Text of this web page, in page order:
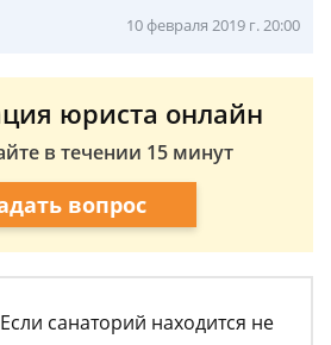
10 февраля 2019 г. 20:00
юриста онлайн
в течении 15 минут
вопрос
санаторий находится не